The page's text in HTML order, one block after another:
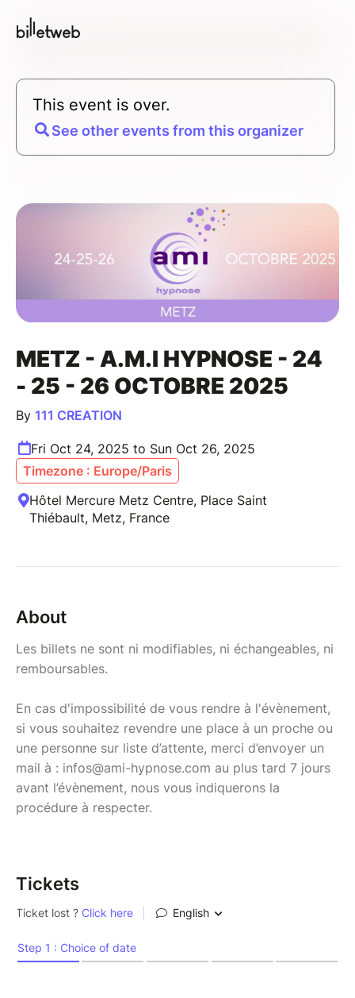
This event is over.
See other events from this organizer
METZ - A.M.I HYPNOSE - 24
- 25 - 26 OCTOBRE 2025
By 111 CREATION
Fri Oct 24, 2025 to Sun Oct 26, 2025
Timezone : Europe/Paris
Hôtel Mercure Metz Centre, Place Saint
Thiébault, Metz, France
About
Les billets ne sont ni modifiables, ni échangeables, ni
remboursables.
En cas d'impossibilité de vous rendre à l'évènement,
si vous souhaitez revendre une place à un proche ou
une personne sur liste d’attente, merci d’envoyer un
mail à : infos@ami-hypnose.com au plus tard 7 jours
avant l’évènement, nous vous indiquerons la
procédure à respecter.
Tickets